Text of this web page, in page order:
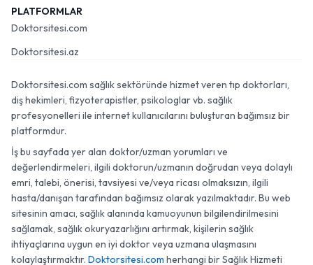
PLATFORMLAR
Doktorsitesi.com
Doktorsitesi.az
Doktorsitesi.com sağlık sektöründe hizmet veren tıp doktorları,
diş hekimleri, fizyoterapistler, psikologlar vb. sağlık
profesyonelleri ile internet kullanıcılarını buluşturan bağımsız bir
platformdur.
İş bu sayfada yer alan doktor/uzman yorumları ve
değerlendirmeleri, ilgili doktorun/uzmanın doğrudan veya dolaylı
emri, talebi, önerisi, tavsiyesi ve/veya ricası olmaksızın, ilgili
hasta/danışan tarafından bağımsız olarak yazılmaktadır. Bu web
sitesinin amacı, sağlık alanında kamuoyunun bilgilendirilmesini
sağlamak, sağlık okuryazarlığını artırmak, kişilerin sağlık
ihtiyaçlarına uygun en iyi doktor veya uzmana ulaşmasını
kolaylaştırmaktır. Doktorsitesi.com herhangi bir Sağlık Hizmeti